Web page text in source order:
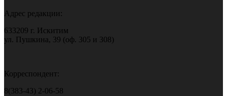
Адрес редакции:
633209 г. Искитим
ул. Пушкина, 39 (оф. 305 и 308)
Корреспондент:
8(383-43) 2-06-58